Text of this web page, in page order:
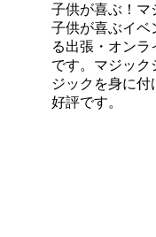
子供が喜ぶ！マ
子供が喜ぶイベ
る出張・オン
です。マジック
ジックを身に付
好評です。